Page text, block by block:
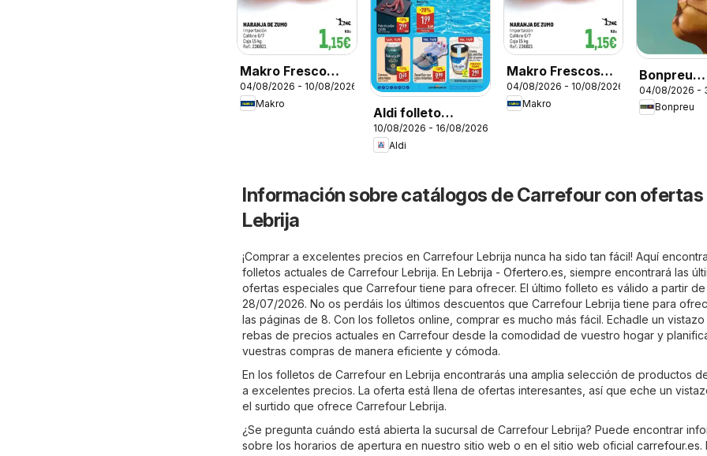
Makro Fresco
Península
04/08/2026 - 10/08/2026
Makro
Aldi folleto
Península
10/08/2026 - 16/08/2026
Aldi
Makro Frescos
Barajas - Elche
04/08/2026 - 10/08/2026
Makro
Bonpreu
04/08/2026 -
Bonpreu
Información sobre catálogos de Carrefour con ofertas
Lebrija
¡Comprar a excelentes precios en Carrefour Lebrija nunca ha sido tan fácil! Aquí
folletos actuales de Carrefour Lebrija. En Lebrija - Ofertero.es , siempre encontrará las
ofertas especiales que Carrefour tiene para ofrecer. El último folleto es válido a partir de
28/07/2026. No os perdáis los últimos descuentos que Carrefour Lebrija tiene para
las páginas de 8. Con los folletos online, comprar es mucho más fácil. Echadle un vistazo
rebas de precios actuales en Carrefour desde la comodidad de vuestro hogar y
vuestras compras de manera eficiente y cómoda.
En los folletos de Carrefour en Lebrija encontrarás una amplia selección de productos
a excelentes precios. La oferta está llena de ofertas interesantes, así que eche un
el surtido que ofrece Carrefour Lebrija.
¿Se pregunta cuándo está abierta la sucursal de Carrefour Lebrija? Puede encontrar
sobre los horarios de apertura en nuestro sitio web o en el sitio web oficial carrefour.es.